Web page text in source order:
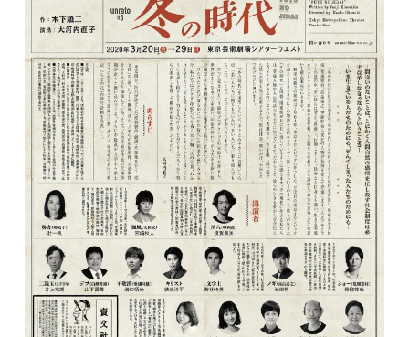
主催・共催
企画・制作協力
その他
COMPANY 会
社